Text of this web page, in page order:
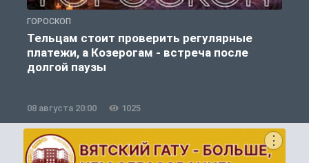
ГОРОСКОП
Тельцам стоит проверить регулярные
платежи, а Козерогам - встреча после
долгой паузы
08 августа 20:00 1025